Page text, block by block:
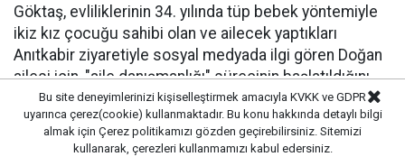
Göktaş, evliliklerinin 34. yılında tüp bebek yöntemiyle
ikiz kız çocuğu sahibi olan ve ailecek yaptıkları
Anıtkabir ziyaretiyle sosyal medyada ilgi gören Doğan
ailesi için, "aile danışmanlığı" sürecinin başlatıldığını
bildirdi.
Bakan Göktaş, sosyal medya hesabından yaptığı
Bu site deneyimlerinizi kişiselleştirmek amacıyla KVKK ve GDPR
uyarınca çerez(cookie) kullanmaktadır. Bu konu hakkında detaylı bilgi
almak için Çerez politikamızı gözden geçirebilirsiniz. Sitemizi
kullanarak, çerezleri kullanmamızı kabul edersiniz.